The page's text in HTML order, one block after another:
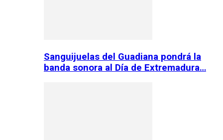
Sanguijuelas del Guadiana pondrá la
banda sonora al Día de Extremadura…